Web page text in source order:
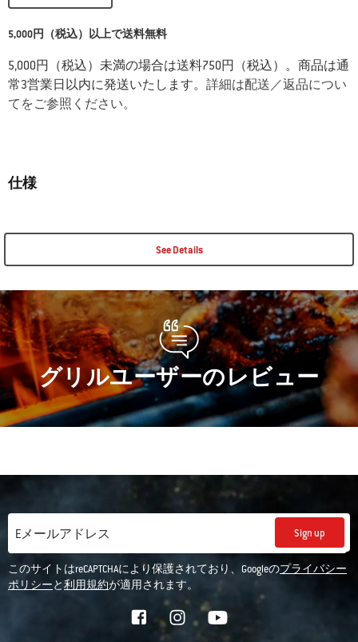
5,000円（税込）以上で送料無料
5,000円（税込）未満の場合は送料750円（税込）。商品は通
常3営業日以内に発送いたします。 詳細は配送／返品につい
てをご参照ください。
仕様
See Details
グリルユーザーのレビュー
Eメールアドレス Sign up
このサイトはreCAPTCHAにより保護されており、Googleのプライバシー
ポリシーと利用規約が適用されます。